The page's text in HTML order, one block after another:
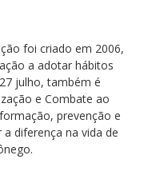
foi criado em 2006,
a adotar hábitos
julho, também é
e Combate ao
prevenção e
diferença na vida de